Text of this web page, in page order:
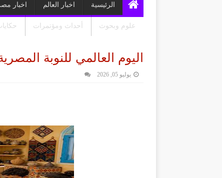
الرئيسية اخبار العالم اخبار
علوم وبحوث أحداث ومؤتمرات
اليوم العالمي للنوبة
يوليو 05, 2026